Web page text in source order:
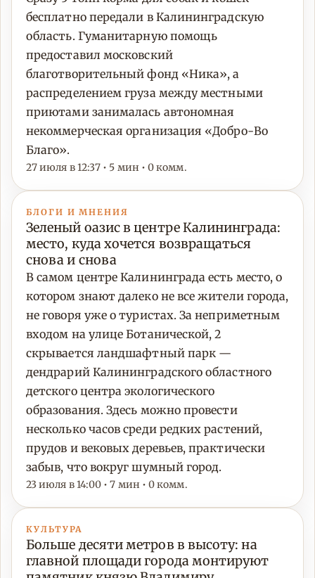
бесплатно передали в Калининградскую
область. Гуманитарную помощь
предоставил московский
благотворительный фонд «Ника», а
распределением груза между местными
приютами занималась автономная
некоммерческая организация «Добро-Во
Благо».
27 июля в 12:37 • 5 мин • 0 комм.
БЛОГИ И МНЕНИЯ
Зеленый оазис в центре Калининграда:
место, куда хочется возвращаться
снова и снова
В самом центре Калининграда есть место, о
котором знают далеко не все жители города,
не говоря уже о туристах. За неприметным
входом на улице Ботанической, 2
скрывается ландшафтный парк —
дендрарий Калининградского областного
детского центра экологического
образования. Здесь можно провести
несколько часов среди редких растений,
прудов и вековых деревьев, практически
забыв, что вокруг шумный город.
23 июля в 14:00 • 7 мин • 0 комм.
КУЛЬТУРА
Больше десяти метров в высоту: на
главной площади города монтируют